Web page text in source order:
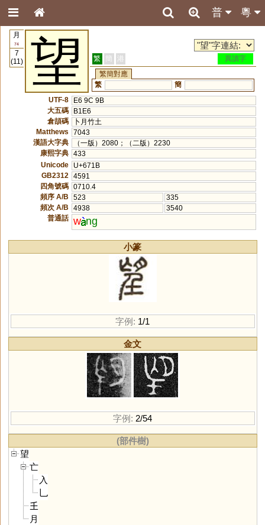
粵
普
月
74
7
(11)
望 繁 簡 港
異讀字
繁簡對應
繁
簡
UTF-8
E6 9C 9B
大五碼
B1E6
倉頡碼
卜月竹土
Matthews
7043
漢語大字典
（一版）2080；（二版）2230
康熙字典 433
Unicode
U+671B
GB2312
4591
四角號碼 0710.4
頻序 A/B
523
335
頻次 A/B
4938
3540
普通話 w ng
小篆
字例: 1/1
金文
字例: 2/54
(部件樹)
望
亡
入
乚
𡈼
月